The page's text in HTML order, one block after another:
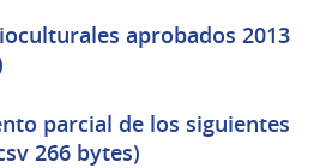
aprobados 2013
parcial de los siguientes
266 bytes)